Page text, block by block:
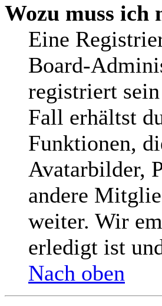
Wozu muss ich
Eine
Board-
registriert
Fall erhältst
Funktionen,
Avatarbilder,
andere
weiter. Wir
erledigt ist
Nach oben